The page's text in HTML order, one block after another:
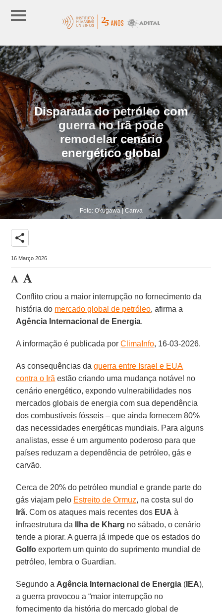
Disparada do petróleo com
guerra no Irã pode
remodelar cenário
energético global
Foto: Okugawa | Canva
share
16 Março 2026
Conflito criou a maior interrupção no fornecimento da
história do mercado global de petróleo, afirma a
Agência Internacional de Energia.
A informação é publicada porClimaInfo, 16-03-2026.
As consequências daguerra entre Israel e EUA
contra o Irã estão criando uma mudança notável no
cenário energético, expondo vulnerabilidades nos
mercados globais de energia com sua dependência
dos combustíveis fósseis – que ainda fornecem 80%
das necessidades energéticas mundiais. Para alguns
analistas, esse é um argumento poderoso para que
países reduzam a dependência de petróleo, gás e
carvão.
Cerca de 20% do petróleo mundial e grande parte do
gás viajam pelo Estreito de Ormuz, na costa sul do
Irã. Com os ataques mais recentes dos EUA à
infraestrutura da
Ilha de Kharg no sábado, o cenário
tende a piorar. A guerra já impede que os estados do
Golfo exportem um quinto do suprimento mundial de
petróleo, lembra o Guardian.
Segundo a Agência Internacional de Energia ( IEA),
a guerra provocou a “maior interrupção no
fornecimento da história do mercado global de